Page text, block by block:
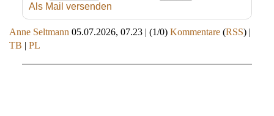
Als Mail versenden
Anne Seltmann 05.07.2026, 07.23 | (1/0) Kommentare (RSS) |
TB | PL